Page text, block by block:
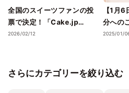
全国のスイーツファンの投
票で決定！「Cake.jp
Award 2026」受賞店舗を
ツの名店が集結 ―
2026/02/12
【1月
分への
トスイ
2025/01/
さらにカテゴリーを絞り込む